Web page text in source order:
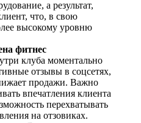
а результат,
что, в свою
высокому уровню
фитнес
клуба моментально
отзывы в соцсетях,
продажи. Важно
впечатления клиента
перехватывать
на отзовиках.